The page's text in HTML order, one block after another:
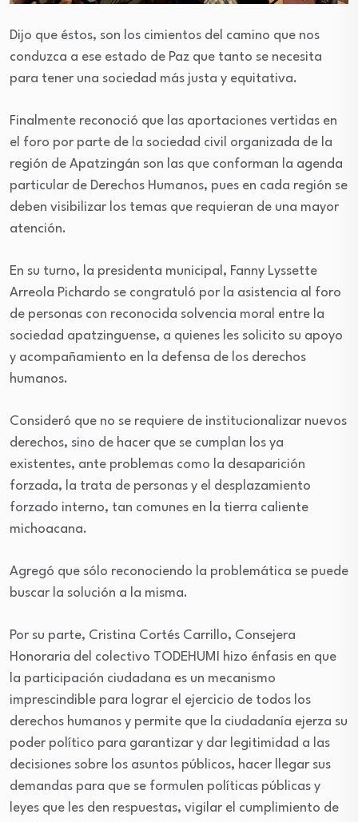
Dijo que éstos, son los cimientos del camino que nos
conduzca a ese estado de Paz que tanto se necesita
para tener una sociedad más justa y equitativa.
Finalmente reconoció que las aportaciones vertidas en
el foro por parte de la sociedad civil organizada de la
región de Apatzingán son las que conforman la agenda
particular de Derechos Humanos, pues en cada región se
deben visibilizar los temas que requieran de una mayor
atención.
En su turno, la presidenta municipal, Fanny Lyssette
Arreola Pichardo se congratuló por la asistencia al foro
de personas con reconocida solvencia moral entre la
sociedad apatzinguense, a quienes les solicito su apoyo
y acompañamiento en la defensa de los derechos
humanos.
Consideró que no se requiere de institucionalizar nuevos
derechos, sino de hacer que se cumplan los ya
existentes, ante problemas como la desaparición
forzada, la trata de personas y el desplazamiento
forzado interno, tan comunes en la tierra caliente
michoacana.
Agregó que sólo reconociendo la problemática se puede
buscar la solución a la misma.
Por su parte, Cristina Cortés Carrillo, Consejera
Honoraria del colectivo TODEHUMI hizo énfasis en que
la participación ciudadana es un mecanismo
imprescindible para lograr el ejercicio de todos los
derechos humanos y permite que la ciudadanía ejerza su
poder político para garantizar y dar legitimidad a las
decisiones sobre los asuntos públicos, hacer llegar sus
demandas para que se formulen políticas públicas y
leyes que les den respuestas, vigilar el cumplimiento de